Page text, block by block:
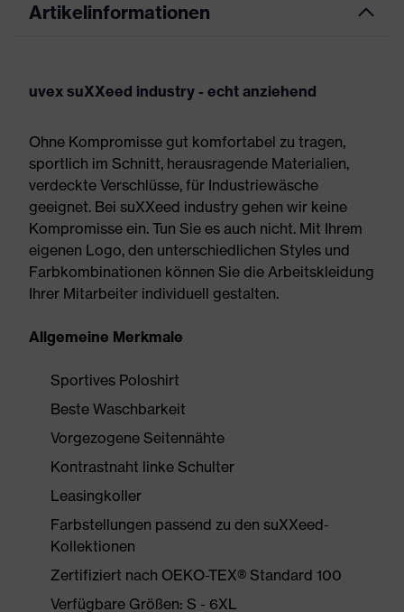
Artikelinformationen
uvex suXXeed industry - echt anziehend
Ohne Kompromisse gut komfortabel zu tragen,
sportlich im Schnitt, herausragende Materialien,
verdeckte Verschlüsse, für Industriewäsche
geeignet. Bei suXXeed industry gehen wir keine
Kompromisse ein. Tun Sie es auch nicht. Mit Ihrem
eigenen Logo, den unterschiedlichen Styles und
Farbkombinationen können Sie die Arbeitskleidung
Ihrer Mitarbeiter individuell gestalten.
Allgemeine Merkmale
Sportives Poloshirt
Beste Waschbarkeit
Vorgezogene Seitennähte
Kontrastnaht linke Schulter
Leasingkoller
Farbstellungen passend zu den suXXeed-
Kollektionen
Zertifiziert nach OEKO-TEX® Standard 100
Verfügbare Größen: S - 6XL